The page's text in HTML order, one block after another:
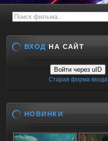
ВХОД НА САЙТ
Войти через uID
Старая форма входа
НОВИНКИ